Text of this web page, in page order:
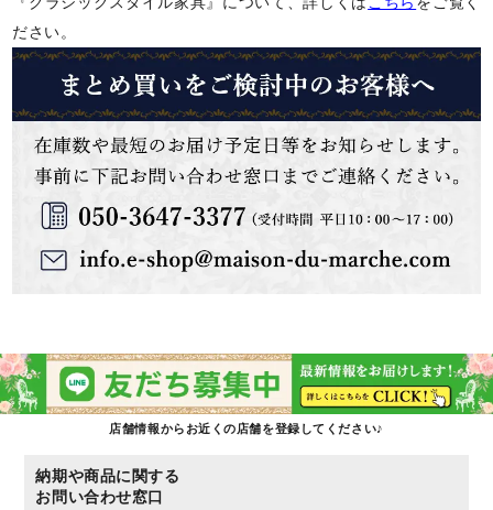
ださい。
店舗情報からお近くの店舗を登録してください♪
納期や商品に関する
お問い合わせ窓口